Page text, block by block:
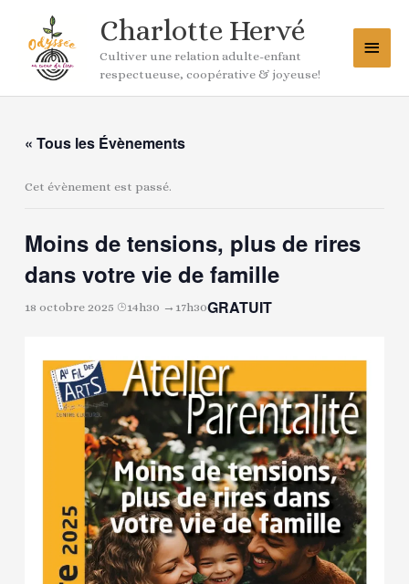
contenu
Charlotte Hervé
Cultiver une relation adulte-enfant
respectueuse, coopérative & joyeuse!
« Tous les Évènements
Cet évènement est passé.
Moins de tensions, plus de rires
dans votre vie de famille
18 octobre 2025 ⌚︎14h30 → 17h30GRATUIT